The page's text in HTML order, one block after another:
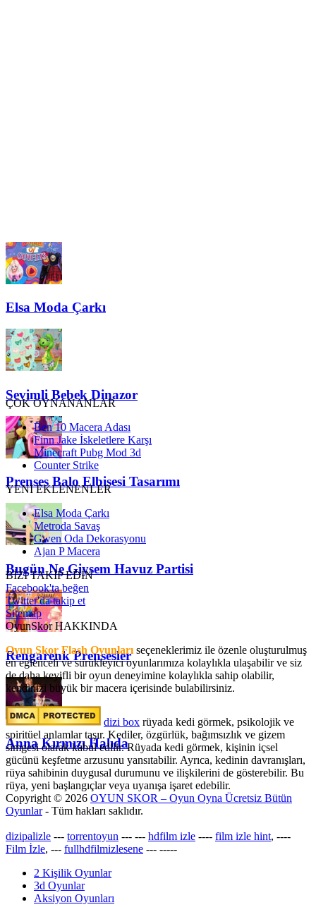
Elsa Moda Çarkı
Sevimli Bebek Dinazor
Prenses Balo Elbisesi Tasarımı
Bugün Ne Giysem Havuz Partisi
Rengarenk Prensesler
Anna Kırmızı Halıda
ÇOK OYNANANLAR
Ben 10 Macera Adası
Finn Jake İskeletlere Karşı
Minecraft Pubg Mod 3d
Counter Strike
YENİ EKLENENLER
Elsa Moda Çarkı
Metroda Savaş
Gwen Oda Dekorasyonu
Ajan P Macera
BİZİ TAKİP EDİN
Facebook'ta beğen
Twitter'da takip et
Sitemap
OyunSkor HAKKINDA
Oyun Skor Flash Oyunları seçeneklerimiz ile özenle oluşturulmuş
en eğlenceli ve sürükleyici oyunlarımıza kolaylıkla ulaşabilir ve siz
de daha keyifli bir oyun deneyimine kolaylıkla sahip olabilir,
kendinizi büyük bir macera içerisinde bulabilirsiniz.
dizi box rüyada kedi görmek​, psikolojik ve
spiritüel anlamlar taşır. Kediler, özgürlük, bağımsızlık ve gizem
simgesi olarak kabul edilir. Rüyada kedi görmek, kişinin içsel
gücünü keşfetme arzusunu yansıtabilir. Ayrıca, kedinin davranışları,
rüya sahibinin duygusal durumunu ve ilişkilerini de gösterebilir. Bu
rüya, yeni başlangıçlar veya uyanışa işaret edebilir.
Copyright © 2026 OYUN SKOR – Oyun Oyna Ücretsiz Bütün
Oyunlar- Tüm hakları saklıdır.
dizipalizle --- torrentoyun --- --- hdfilm izle ---- film izle hint, ----
Film İzle, --- fullhdfilmizlesene --- -----
2 Kişilik Oyunlar
3d Oyunlar
Aksiyon Oyunları